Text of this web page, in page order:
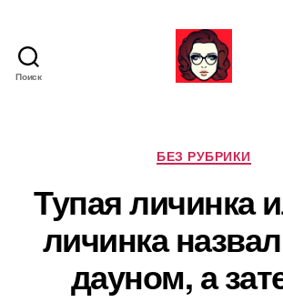
Поиск
М
а
т
ь
Р
у
б
р
и
к
и
БЕЗ РУБРИКИ
Тупая личинка
личинка
дауном, а